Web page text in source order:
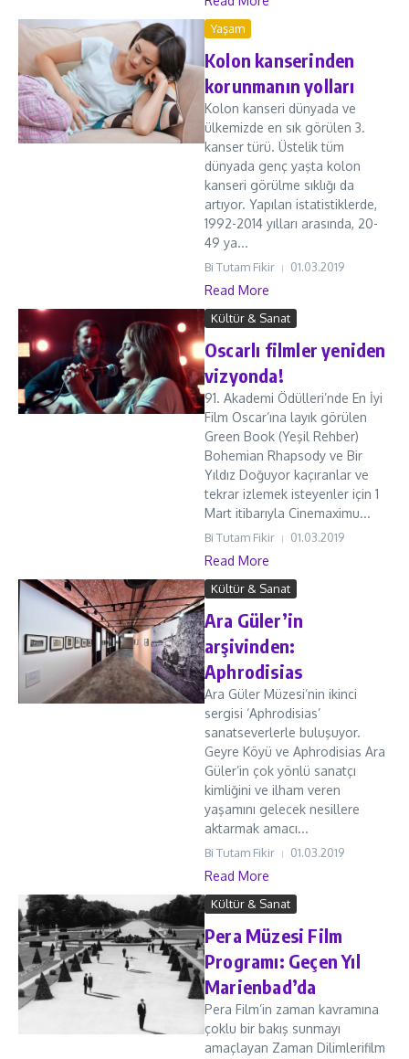
Yaşam
Kolon kanserinden
korunmanın yolları
Kolon kanseri dünyada ve
ülkemizde en sık görülen 3.
kanser türü. Üstelik tüm
dünyada genç yaşta kolon
kanseri görülme sıklığı da
artıyor. Yapılan istatistiklerde,
1992-2014 yılları arasında, 20-
49 ya...
Bi Tutam Fikir 01.03.2019
Read More
Kültür & Sanat
Oscarlı filmler yeniden
vizyonda!
91. Akademi Ödülleri’nde En İyi
Film Oscar’ına layık görülen
Green Book (Yeşil Rehber)
Bohemian Rhapsody ve Bir
Yıldız Doğuyor kaçıranlar ve
tekrar izlemek isteyenler için 1
Mart itibarıyla Cinemaximu...
Bi Tutam Fikir 01.03.2019
Read More
Kültür & Sanat
Ara Güler’in
arşivinden:
Aphrodisias
Ara Güler Müzesi’nin ikinci
sergisi ‘Aphrodisias’
sanatseverlerle buluşuyor.
Geyre Köyü ve Aphrodisias Ara
Güler’in çok yönlü sanatçı
kimliğini ve ilham veren
yaşamını gelecek nesillere
aktarmak amacı...
Bi Tutam Fikir 01.03.2019
Read More
Kültür & Sanat
Pera Müzesi Film
Programı: Geçen Yıl
Marienbad’da
Pera Film’in zaman kavramına
çoklu bir bakış sunmayı
amaçlayan Zaman Dilimlerifilm